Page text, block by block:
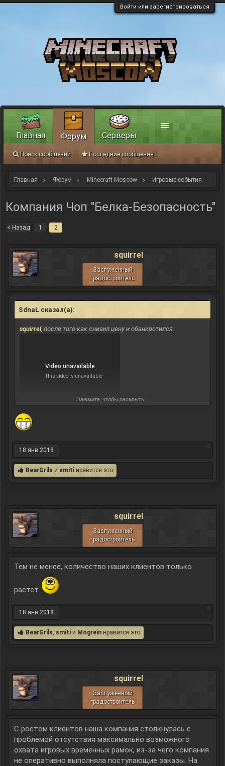
Войти или зарегистрироваться
Главная Форум Minecraft Moscow Игровые события
Компания Чоп "Белка-Безопасность"
< Назад 1 2
squirrel
Заслуженный
градостроитель
SdnaL сказал(а):
squirrel, после того как снизил цену и обанкротился.
Нажмите, чтобы раскрыть...
18 янв 2018
BearGrils и smiti нравится это.
squirrel
Заслуженный
градостроитель
Тем не менее, количество наших клиентов только
растет
18 янв 2018
BearGrils, smiti и Mogrein нравится это.
squirrel
Заслуженный
градостроитель
С ростом клиентов наша компания столкнулась с
проблемой отсутствия максимально возможного
охвата игровых временных рамок, из-за чего компания
не оперативно выполняла поступающие заказы. На
Главная Форум
Поиск сообщений Последние сообщения
Серверы